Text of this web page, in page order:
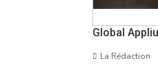
Global
La Rédaction